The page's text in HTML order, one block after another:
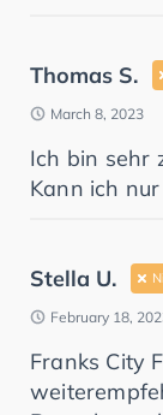
Thomas S.
March 8, 2023
Ich bin sehr
Kann ich
Stella U.
February 18,
Franks City